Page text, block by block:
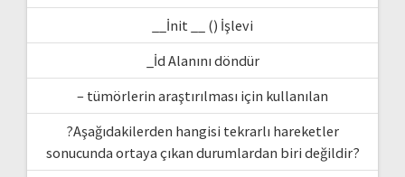
__İnit __ () İşlevi
_İd Alanını döndür
– tümörlerin araştırılması için kullanılan
?Aşağıdakilerden hangisi tekrarlı hareketler
sonucunda ortaya çıkan durumlardan biri değildir?